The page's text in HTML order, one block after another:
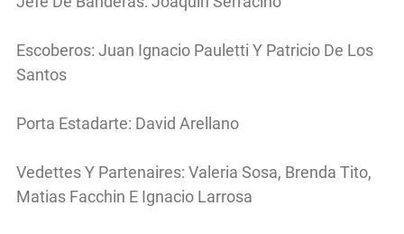
Escoberos: Juan Ignacio Pauletti Y Patricio De Los
Santos
Porta Estadarte: David Arellano
Vedettes Y Partenaires: Valeria Sosa, Brenda Tito,
Matias Facchin E Ignacio Larrosa